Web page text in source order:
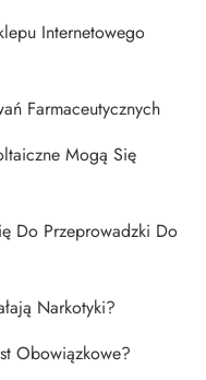
Internetowego
Farmaceutycznych
Mogą Się
Do Przeprowadzki Do
Narkotyki?
Obowiązkowe?